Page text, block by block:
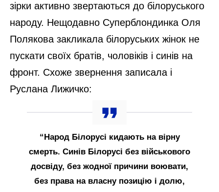
зірки активно звертаються до білоруського
народу. Нещодавно Суперблондинка Оля
Полякова закликала білоруських жінок не
пускати своїх братів, чоловіків і синів на
фронт. Схоже звернення записала і
Руслана Лижичко:
“Народ Білорусі кидають на вірну
смерть. Синів Білорусі без військового
досвіду, без жодної причини воювати,
без права на власну позицію і долю,